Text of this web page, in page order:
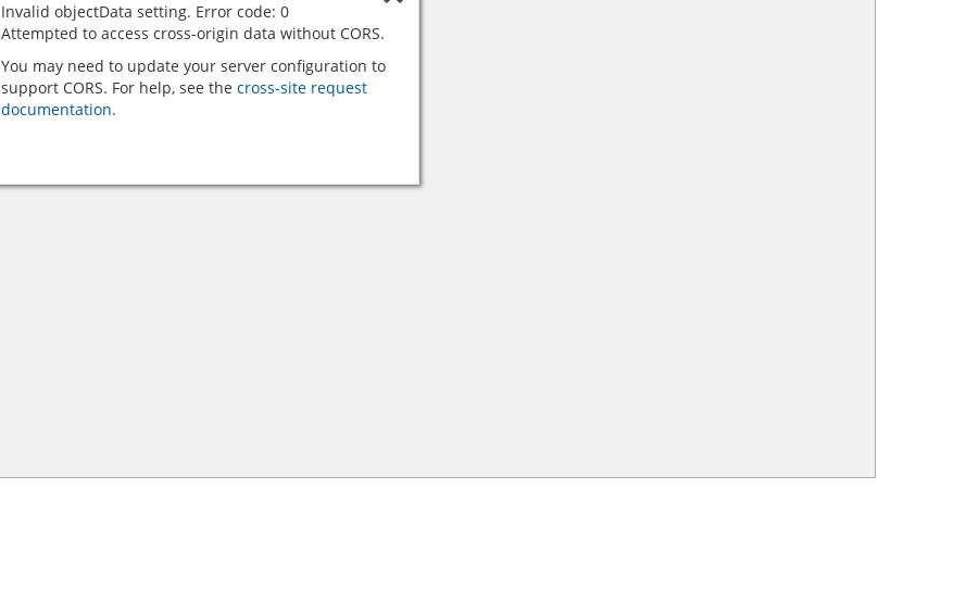
Invalid objectData setting. Error code: 0
Attempted to access cross-origin data without CORS.
You may need to update your server configuration to
support CORS. For help, see the cross-site request
documentation.